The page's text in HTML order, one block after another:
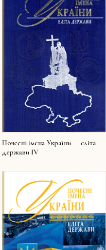
Почесні імена України — еліта
держави IV